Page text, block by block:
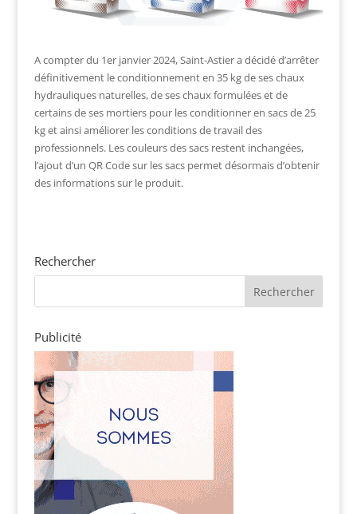
A compter du 1er janvier 2024, Saint-Astier a décidé d’arrêter
définitivement le conditionnement en 35 kg de ses chaux
hydrauliques naturelles, de ses chaux formulées et de
certains de ses mortiers pour les conditionner en sacs de 25
kg et ainsi améliorer les conditions de travail des
professionnels. Les couleurs des sacs restent inchangées,
l’ajout d’un QR Code sur les sacs permet désormais d’obtenir
des informations sur le produit.
Rechercher
Publicité